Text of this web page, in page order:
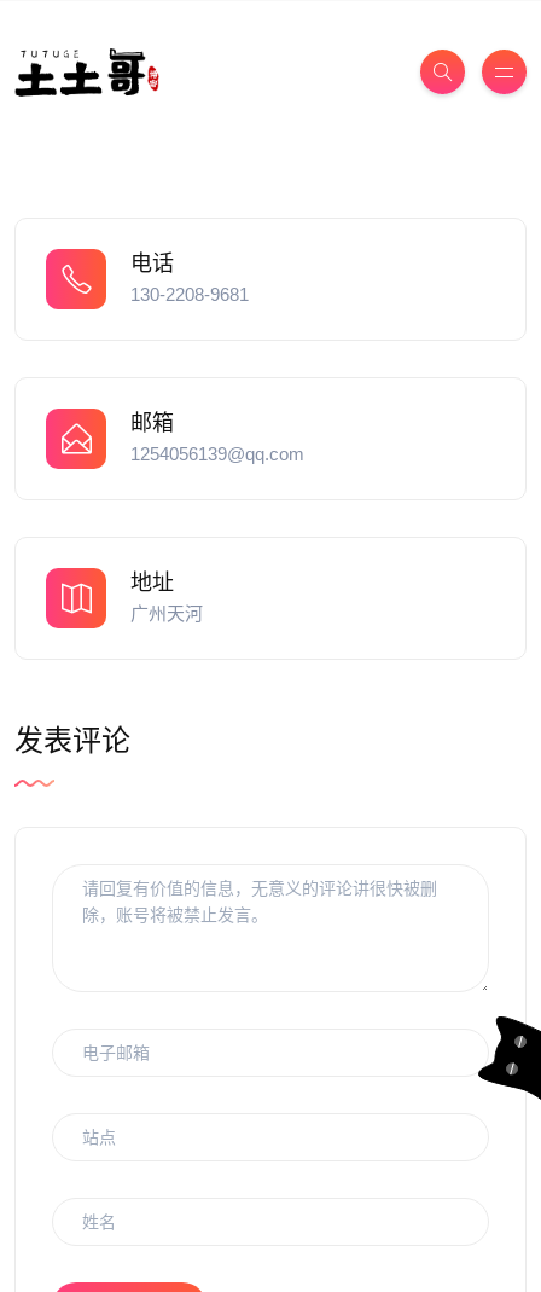
电话
130-2208-9681
邮箱
1254056139@qq.com
地址
广州天河
发表评论